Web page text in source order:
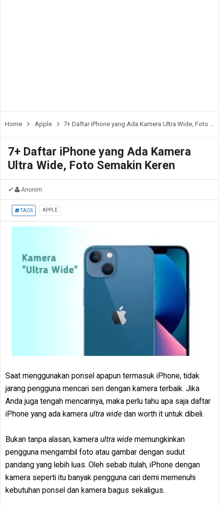
Home Apple 7+ Daftar iPhone yang Ada Kamera Ultra Wide, Foto Semakin Keren
7+ Daftar iPhone yang Ada Kamera
Ultra Wide, Foto Semakin Keren
✔ Anonim
TAGS APPLE
Saat menggunakan ponsel apapun termasuk iPhone, tidak
jarang pengguna mencari seri dengan kamera terbaik. Jika
Anda juga tengah mencarinya, maka perlu tahu apa saja daftar
iPhone yang ada kamera ultra wide dan worth it untuk dibeli.
Bukan tanpa alasan, kamera ultra wide memungkinkan
pengguna mengambil foto atau gambar dengan sudut
pandang yang lebih luas. Oleh sebab itulah, iPhone dengan
kamera seperti itu banyak pengguna cari demi memenuhi
kebutuhan ponsel dan kamera bagus sekaligus.